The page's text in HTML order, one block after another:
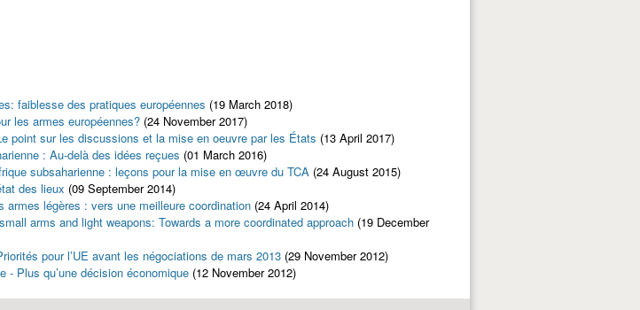
faiblesse des pratiques européennes (19 March 2018)
les armes européennes? (24 November 2017)
point sur les discussions et la mise en oeuvre par les États (13 April 2017)
: Au-delà des idées reçues (01 March 2016)
subsaharienne : leçons pour la mise en œuvre du TCA (24 August 2015)
des lieux (09 September 2014)
armes légères : vers une meilleure coordination (24 April 2014)
arms and light weapons: Towards a more coordinated approach (19 December
pour l’UE avant les négociations de mars 2013 (29 November 2012)
- Plus qu’une décision économique (12 November 2012)